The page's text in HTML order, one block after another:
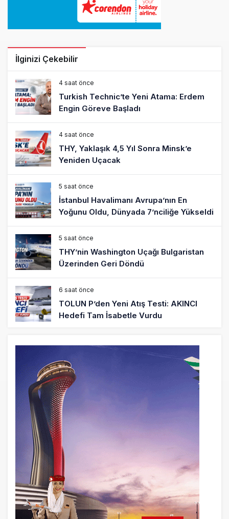
İlginizi Çekebilir
4 saat önce
Turkish Technic’te Yeni Atama: Erdem
Engin Göreve Başladı
4 saat önce
THY, Yaklaşık 4,5 Yıl Sonra Minsk’e
Yeniden Uçacak
5 saat önce
İstanbul Havalimanı Avrupa’nın En
Yoğunu Oldu, Dünyada 7’nciliğe Yükseldi
5 saat önce
THY’nin Washington Uçağı Bulgaristan
Üzerinden Geri Döndü
6 saat önce
TOLUN P’den Yeni Atış Testi: AKINCI
Hedefi Tam İsabetle Vurdu
Türkiye’nin Milli Motor Projelerinde Yeni
Dönem: TEI TEKNOLOJİ Kuruldu
22 saat önce
SunExpress Günlük Yolcu Rekorunu 72
Bin 340’a Çıkardı
23 saat önce
İstanbul Havalimanı’nın 4. Pistinde İlk
Test Uçuşu Yapıldı
23 saat önce
Aslıhan Güven, Airport Leader of the